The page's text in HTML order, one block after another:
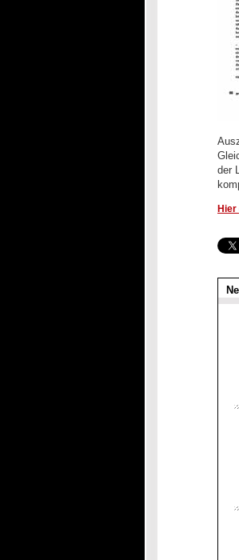
der